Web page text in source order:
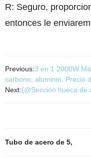
R: Seguro,
entonces le
Previous:3 en 1 2000W
carbono, aluminio. Precio
Next:{@Sección hueca de
Tubo de acero de 5,